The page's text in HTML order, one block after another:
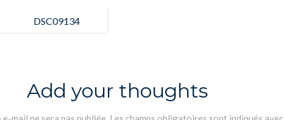
DSC09134
Add your thoughts